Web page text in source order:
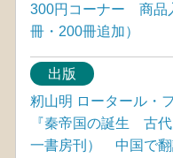
300円コーナー 商品
冊・200冊追加）
出版
籾山明 ロータール・
『秦帝国の誕生 古
一書房刊） 中国で翻